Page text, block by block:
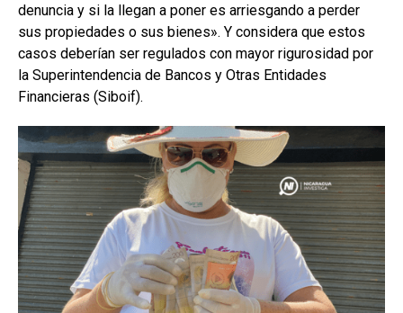
denuncia y si la llegan a poner es arriesgando a perder
sus propiedades o sus bienes». Y considera que estos
casos deberían ser regulados con mayor rigurosidad por
la Superintendencia de Bancos y Otras Entidades
Financieras (Siboif).